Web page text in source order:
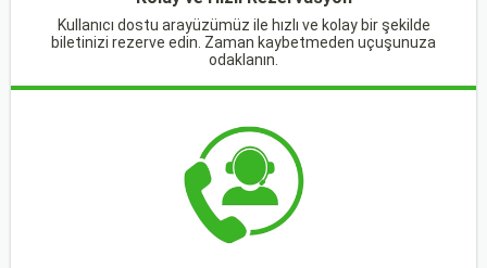
Kullanıcı dostu arayüzümüz ile hızlı ve kolay bir şekilde
biletinizi rezerve edin. Zaman kaybetmeden uçuşunuza
odaklanın.